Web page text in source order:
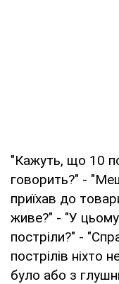
"Кажуть, що 10
говорить?" -
приїхав до
живе?" - "У цьому
постріли?" -
пострілів ніхто
було або з